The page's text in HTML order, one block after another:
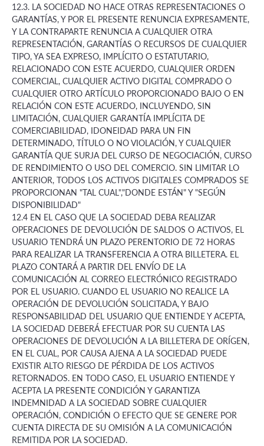
12.3. LA SOCIEDAD NO HACE OTRAS REPRESENTACIONES O
GARANTÍAS, Y POR EL PRESENTE RENUNCIA EXPRESAMENTE,
Y LA CONTRAPARTE RENUNCIA A CUALQUIER OTRA
REPRESENTACIÓN, GARANTÍAS O RECURSOS DE CUALQUIER
TIPO, YA SEA EXPRESO, IMPLÍCITO O ESTATUTARIO,
RELACIONADO CON ESTE ACUERDO, CUALQUIER ORDEN
COMERCIAL, CUALQUIER ACTIVO DIGITAL COMPRADO O
CUALQUIER OTRO ARTÍCULO PROPORCIONADO BAJO O EN
RELACIÓN CON ESTE ACUERDO, INCLUYENDO, SIN
LIMITACIÓN, CUALQUIER GARANTÍA IMPLÍCITA DE
COMERCIABILIDAD, IDONEIDAD PARA UN FIN
DETERMINADO, TÍTULO O NO VIOLACIÓN, Y CUALQUIER
GARANTÍA QUE SURJA DEL CURSO DE NEGOCIACIÓN, CURSO
DE RENDIMIENTO O USO DEL COMERCIO. SIN LIMITAR LO
ANTERIOR, TODOS LOS ACTIVOS DIGITALES COMPRADOS SE
PROPORCIONAN "TAL CUAL","DONDE ESTÁN" Y "SEGÚN
DISPONIBILIDAD"
12.4 EN EL CASO QUE LA SOCIEDAD DEBA REALIZAR
OPERACIONES DE DEVOLUCIÓN DE SALDOS O ACTIVOS, EL
USUARIO TENDRÁ UN PLAZO PERENTORIO DE 72 HORAS
PARA REALIZAR LA TRANSFERENCIA A OTRA BILLETERA. EL
PLAZO CONTARÁ A PARTIR DEL ENVÍO DE LA
COMUNICACIÓN AL CORREO ELECTRÓNICO REGISTRADO
POR EL USUARIO. CUANDO EL USUARIO NO REALICE LA
OPERACIÓN DE DEVOLUCIÓN SOLICITADA, Y BAJO
RESPONSABILIDAD DEL USUARIO QUE ENTIENDE Y ACEPTA,
LA SOCIEDAD DEBERÁ EFECTUAR POR SU CUENTA LAS
OPERACIONES DE DEVOLUCIÓN A LA BILLETERA DE ORÍGEN,
EN EL CUAL, POR CAUSA AJENA A LA SOCIEDAD PUEDE
EXISTIR ALTO RIESGO DE PÉRDIDA DE LOS ACTIVOS
RETORNADOS. EN TODO CASO, EL USUARIO ENTIENDE Y
ACEPTA LA PRESENTE CONDICIÓN Y GARANTIZA
INDEMNIDAD A LA SOCIEDAD SOBRE CUALQUIER
OPERACIÓN, CONDICIÓN O EFECTO QUE SE GENERE POR
CUENTA DIRECTA DE SU OMISIÓN A LA COMUNICACIÓN
REMITIDA POR LA SOCIEDAD.